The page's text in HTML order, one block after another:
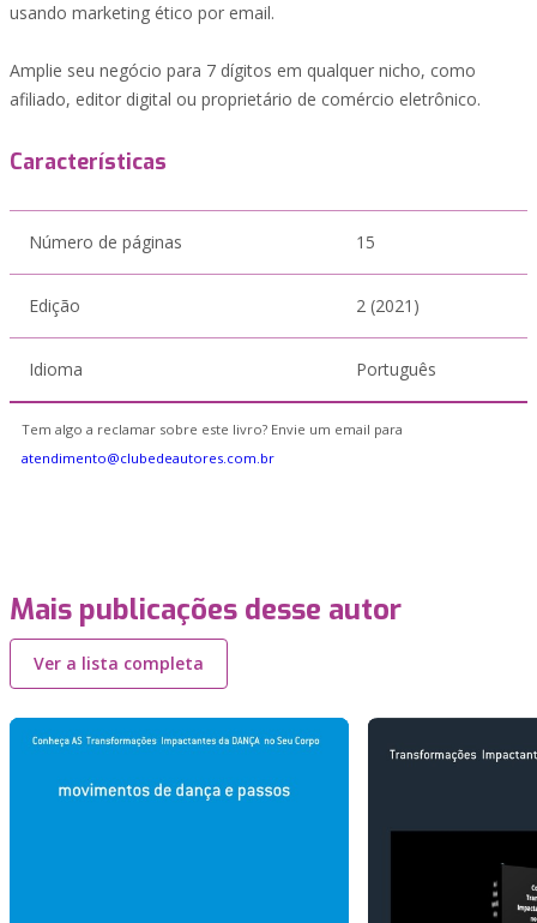
usando marketing ético por email.
Amplie seu negócio para 7 dígitos em qualquer nicho, como
afiliado, editor digital ou proprietário de comércio eletrônico.
Características
Número de páginas 15
Edição 2 (2021)
Idioma Português
Tem algo a reclamar sobre este livro? Envie um email para
atendimento@clubedeautores.com.br
Mais publicações desse autor
Ver a lista completa